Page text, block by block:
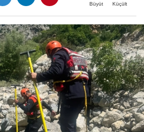
Büyüt Küçült